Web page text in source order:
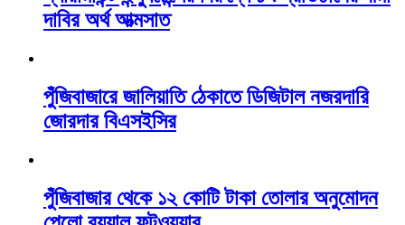
দাবির অর্থ আত্মসাত
পুঁজিবাজারে জালিয়াতি ঠেকাতে ডিজিটাল নজরদারি
জোরদার বিএসইসির
পুঁজিবাজার থেকে ১২ কোটি টাকা তোলার অনুমোদন